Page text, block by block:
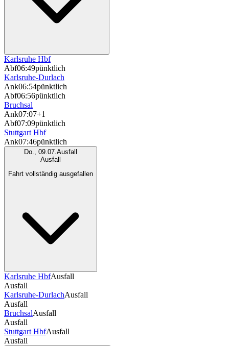
Karlsruhe Hbf
Abf06:49pünktlich
Karlsruhe-Durlach
Ank06:54pünktlich
Abf06:56pünktlich
Bruchsal
Ank07:07+1
Abf07:09pünktlich
Stuttgart Hbf
Ank07:46pünktlich
Do., 09.07. Ausfall
Ausfall
Fahrt vollständig ausgefallen
Karlsruhe HbfAusfall
Ausfall
Karlsruhe-DurlachAusfall
Ausfall
BruchsalAusfall
Ausfall
Stuttgart HbfAusfall
Ausfall